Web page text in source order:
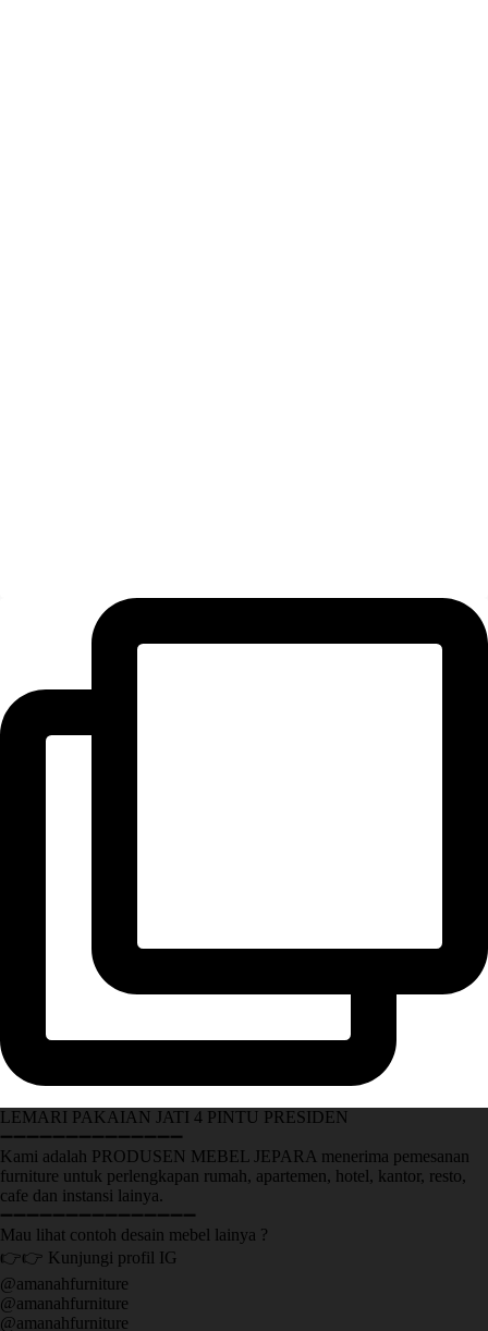
LEMARI PAKAIAN JATI 4 PINTU PRESIDEN
➖➖➖➖➖➖➖➖➖➖➖➖➖➖
Kami adalah PRODUSEN MEBEL JEPARA menerima pemesanan
furniture untuk perlengkapan rumah, apartemen, hotel, kantor, resto,
cafe dan instansi lainya.
➖➖➖➖➖➖➖➖➖➖➖➖➖➖➖
Mau lihat contoh desain mebel lainya ?
👉👉 Kunjungi profil IG
@amanahfurniture
@amanahfurniture
@amanahfurniture